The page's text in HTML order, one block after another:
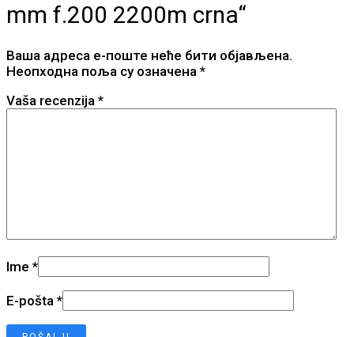
mm f.200 2200m crna“
Ваша адреса е-поште неће бити објављена.
Неопходна поља су означена *
Vaša recenzija *
Ime *
E-pošta *